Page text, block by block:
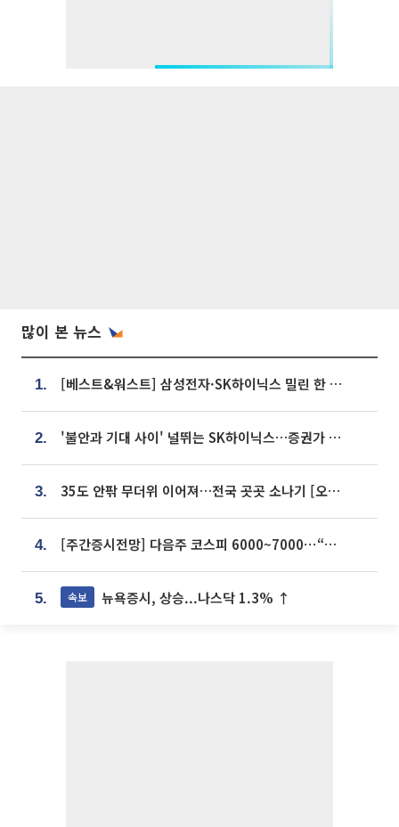
많이 본 뉴스
1. [베스트&워스트] 삼성전자·SK하이닉스 밀린 한 주…상상인증권은 85% 급등
2. '불안과 기대 사이' 널뛰는 SK하이닉스…증권가 "HBM4·LTA 기반 펀터멘털 견고"
3. 35도 안팎 무더위 이어져…전국 곳곳 소나기 [오늘 날씨]
4. [주간증시전망] 다음주 코스피 6000~7000⋯“外人 수급은 정책이 변수”
5. 속보 뉴욕증시, 상승...나스닥 1.3% ↑